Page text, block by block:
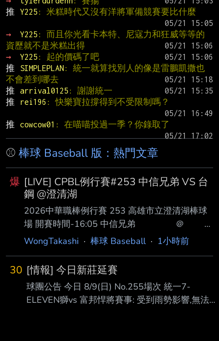
推
Y225 : 米糕時代又沒有洋將軍備競賽要比什麼
→
Y225 : 而且你光看卡本特、尼寇力和狂威等等的
資歷就不是米糕出得
→
Y225 : 起的價碼了吧
推
SIMPLEPLAN: 統一就算找別人的像是雷鵬凱撒也
不會差到哪去
推
arrival0125 : 謝謝統一
推
rei196 : 快樂寶拉撐得到不受限制嗎？
推
cowcow01 : 在喵喵投過一季？你錄取了
⚾ 棒球 Baseball 版：熱門文章
爆 [LIVE] CPBL例行賽#253 中信兄弟 VS 台
鋼 @澄清湖
2026中華職棒例行賽 253 高雄市立澄清湖棒球
場 開賽時間-16:05 中信兄弟 ＠
｜ ＲＦ 張仁瑋 １Ｂ 王博
ＣＦ 宋晟睿 ＣＦ 陳文杰 Ｄ
Ｈ 王威晨 ＤＨ 魔 鷹 ＬＦ
曾頌恩 ＬＦ 王柏融 ＳＳ 江坤
宇 ３Ｂ 吳念庭 １Ｂ 黃韋
WongTakashi · 棒球 Baseball· 1小時前
30 [情報] 今日新莊延賽
球團公告 今日 8/9(日) No.255場次 統一7-
ELEVEN獅vs 富邦悍將賽事: 受到雨勢影響,無法進